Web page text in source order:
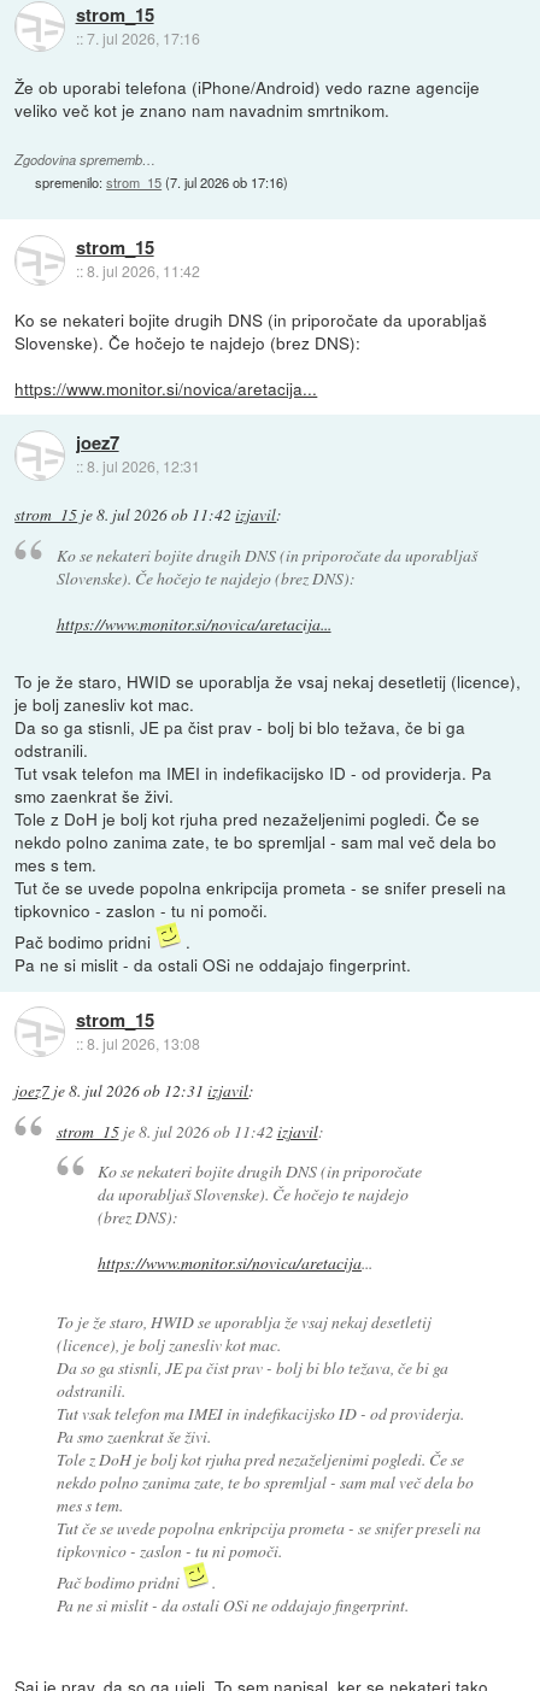
strom_15
::7. jul 2026, 17:16
Že ob uporabi telefona (iPhone/Android) vedo razne agencije
veliko več kot je znano nam navadnim smrtnikom.
Zgodovina sprememb…
spremenilo:strom_15(7. jul 2026 ob 17:16)
strom_15
::8. jul 2026, 11:42
Ko se nekateri bojite drugih DNS (in priporočate da uporabljaš
Slovenske). Če hočejo te najdejo (brez DNS):
https://www.monitor.si/novica/aretacija...
joez7
::8. jul 2026, 12:31
strom_15 je8. jul 2026 ob 11:42 izjavil:
Ko se nekateri bojite drugih DNS (in priporočate da uporabljaš
Slovenske). Če hočejo te najdejo (brez DNS):
https://www.monitor.si/novica/aretacija...
To je že staro, HWID se uporablja že vsaj nekaj desetletij (licence),
je bolj zanesliv kot mac.
Da so ga stisnli, JE pa čist prav - bolj bi blo težava, če bi ga
odstranili.
Tut vsak telefon ma IMEI in indefikacijsko ID - od providerja. Pa
smo zaenkrat še živi.
Tole z DoH je bolj kot rjuha pred nezaželjenimi pogledi. Če se
nekdo polno zanima zate, te bo spremljal - sam mal več dela bo
mes s tem.
Tut če se uvede popolna enkripcija prometa - se snifer preseli na
tipkovnico - zaslon - tu ni pomoči.
Pač bodimo pridni
.
Pa ne si mislit - da ostali OSi ne oddajajo fingerprint.
strom_15
::8. jul 2026, 13:08
joez7 je8. jul 2026 ob 12:31 izjavil:
strom_15je8. jul 2026 ob 11:42 izjavil:
Ko se nekateri bojite drugih DNS (in priporočate
da uporabljaš Slovenske). Če hočejo te najdejo
(brez DNS):
https://www.monitor.si/novica/aretacija...
To je že staro, HWID se uporablja že vsaj nekaj desetletij
(licence), je bolj zanesliv kot mac.
Da so ga stisnli, JE pa čist prav - bolj bi blo težava, če bi ga
odstranili.
Tut vsak telefon ma IMEI in indefikacijsko ID - od providerja.
Pa smo zaenkrat še živi.
Tole z DoH je bolj kot rjuha pred nezaželjenimi pogledi. Če se
nekdo polno zanima zate, te bo spremljal - sam mal več dela bo
mes s tem.
Tut če se uvede popolna enkripcija prometa - se snifer preseli na
tipkovnico - zaslon - tu ni pomoči.
Pač bodimo pridni
.
Pa ne si mislit - da ostali OSi ne oddajajo fingerprint.
Saj je prav, da so ga ujeli. To sem napisal, ker se nekateri tako